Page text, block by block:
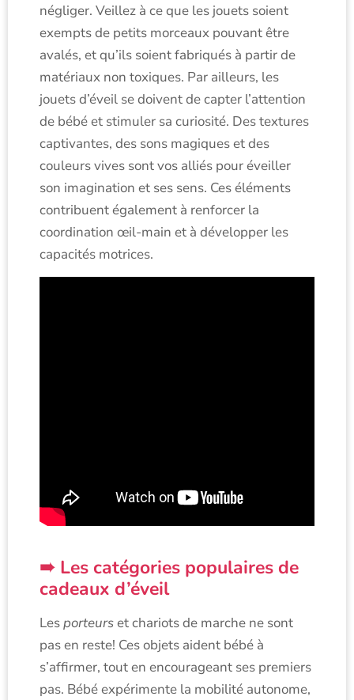
négliger. Veillez à ce que les jouets soient
exempts de petits morceaux pouvant être
avalés, et qu’ils soient fabriqués à partir de
matériaux non toxiques. Par ailleurs, les
jouets d’éveil se doivent de capter l’attention
de bébé et stimuler sa curiosité. Des textures
captivantes, des sons magiques et des
couleurs vives sont vos alliés pour éveiller
son imagination et ses sens. Ces éléments
contribuent également à renforcer la
coordination œil-main et à développer les
capacités motrices.
Les catégories populaires de
cadeaux d’éveil
Lesporteurset chariots de marche ne sont
pas en reste! Ces objets aident bébé à
s’affirmer, tout en encourageant ses premiers
pas. Bébé expérimente la mobilité autonome,